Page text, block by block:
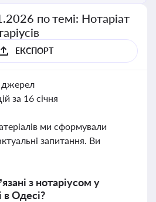
по темі: Нотаріат
ЕКСПОРТ
джерел
за 16 січня
ми сформували
запитання. Ви
з нотаріусом у
в Одесі?